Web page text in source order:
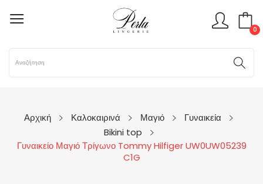
0
Αρχική Καλοκαιρινά Μαγιό
Γυναικεία
Bikini top
Γυναικείο Μαγιό Τρίγωνο Tommy Hilfiger UW0UW05239
C1G